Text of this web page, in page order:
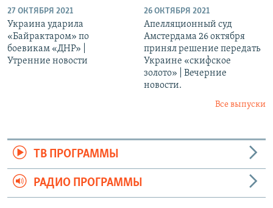
27 ОКТЯБРЯ 2021
Украина ударила
«Байрактаром» по
боевикам «ДНР» |
Утренние новости
26 ОКТЯБРЯ 2021
Апелляционный суд
Амстердама 26 октября
принял решение передать
Украине «скифское
золото» | Вечерние
новости.
Все выпуски
ТВ ПРОГРАММЫ
РАДИО ПРОГРАММЫ